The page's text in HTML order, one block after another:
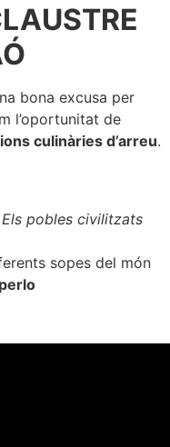
bona excusa per
l’oportunitat de
culinàries d’arreu.
Els pobles civilitzats
sopes del món